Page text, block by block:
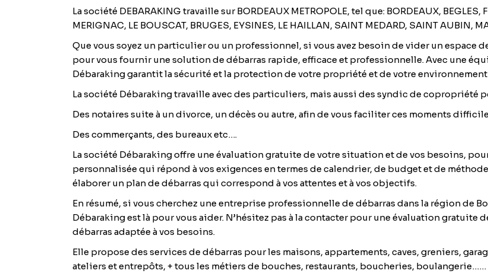
La société DEBARAKING travaille sur BORDEAUX METROPOLE, tel que: BORDEAUX, BEGLES,
MERIGNAC, LE BOUSCAT, BRUGES, EYSINES, LE HAILLAN, SAINT MEDARD, SAINT AUBIN,
Que vous soyez un particulier ou un professionnel, si vous avez besoin de vider un espace
pour vous fournir une solution de débarras rapide, efficace et professionnelle. Avec une
Débaraking garantit la sécurité et la protection de votre propriété et de votre
La société Débaraking travaille avec des particuliers, mais aussi des syndic de copropriété
Des notaires suite à un divorce, un décès ou autre, afin de vous faciliter ces moments
Des commerçants, des bureaux etc….
La société Débaraking offre une évaluation gratuite de votre situation et de vos besoins,
personnalisée qui répond à vos exigences en termes de calendrier, de budget et de
élaborer un plan de débarras qui correspond à vos attentes et à vos objectifs.
En résumé, si vous cherchez une entreprise professionnelle de débarras dans la région de
Débaraking est là pour vous aider. N’hésitez pas à la contacter pour une évaluation
débarras adaptée à vos besoins.
Elle propose des services de débarras pour les maisons, appartements, caves, greniers,
ateliers et entrepôts, + tous les métiers de bouches, restaurants, boucheries, boulangerie……